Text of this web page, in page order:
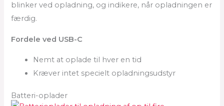
blinker ved opladning, og indikere, når opladningen er
færdig.
Fordele ved USB-C
Nemt at oplade til hver en tid
Kræver intet specielt opladningsudstyr
Batteri-oplader